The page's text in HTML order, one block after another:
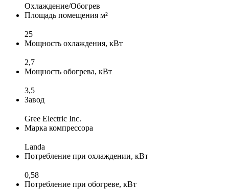
Охлаждение/Обогрев
Площадь помещения м²
25
Мощность охлаждения, кВт
2,7
Мощность обогрева, кВт
3,5
Завод
Gree Electric Inc.
Марка компрессора
Landa
Потребление при охлаждении, кВт
0,58
Потребление при обогреве, кВт